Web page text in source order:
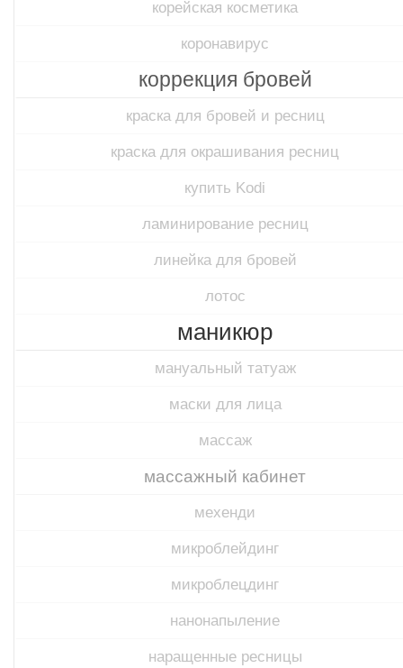
корейская косметика
коронавирус
коррекция бровей
краска для бровей и ресниц
краска для окрашивания ресниц
купить Kodi
ламинирование ресниц
линейка для бровей
лотос
маникюр
мануальный татуаж
маски для лица
массаж
массажный кабинет
мехенди
микроблейдинг
микроблецдинг
нанонапыление
наращенные ресницы